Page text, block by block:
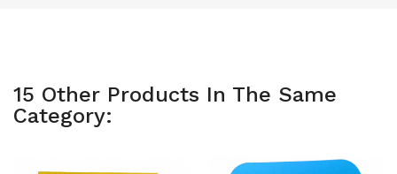
15 Other Products In The Same
Category: